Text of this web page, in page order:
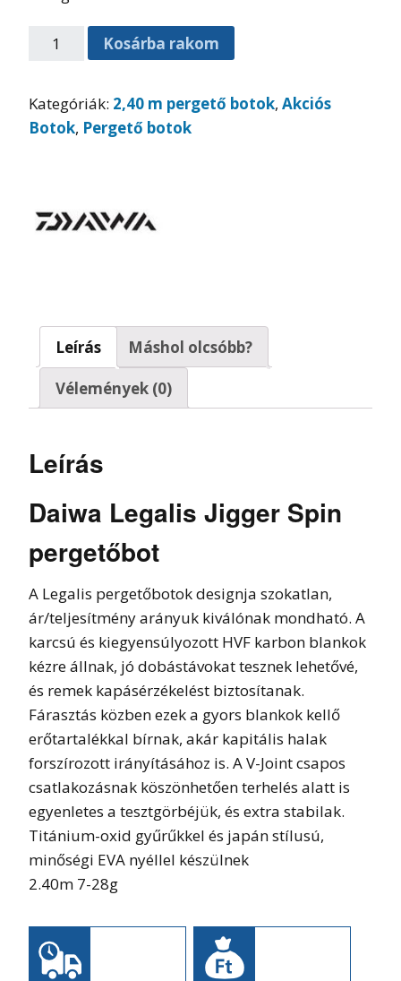
Kosárba rakom
Kategóriák: 2,40 m pergető botok, Akciós
Botok, Pergető botok
Leírás
Máshol olcsóbb?
Vélemények (0)
Leírás
Daiwa Legalis Jigger Spin
pergetőbot
A Legalis pergetőbotok designja szokatlan,
ár/teljesítmény arányuk kiválónak mondható. A
karcsú és kiegyensúlyozott HVF karbon blankok
kézre állnak, jó dobástávokat tesznek lehetővé,
és remek kapásérzékelést biztosítanak.
Fárasztás közben ezek a gyors blankok kellő
erőtartalékkal bírnak, akár kapitális halak
forszírozott irányításához is. A V-Joint csapos
csatlakozásnak köszönhetően terhelés alatt is
egyenletes a tesztgörbéjük, és extra stabilak.
Titánium-oxid gyűrűkkel és japán stílusú,
minőségi EVA nyéllel készülnek
2.40m 7-28g